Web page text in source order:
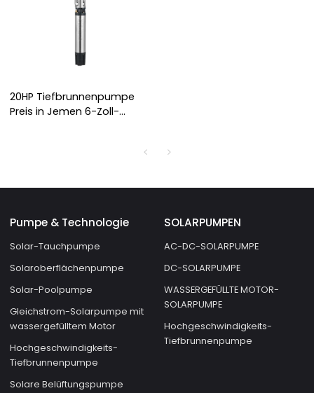
20HP Tiefbrunnenpumpe
Preis in Jemen 6-Zoll-
Pumpe & Technologie
Solar-Tauchpumpe
Solaroberflächenpumpe
Solar-Poolpumpe
Gleichstrom-Solarpumpe mit
wassergefülltem Motor
Hochgeschwindigkeits-
Tiefbrunnenpumpe
Solare Belüftungspumpe
SOLARPUMPEN
AC-DC-SOLARPUMPE
DC-SOLARPUMPE
WASSERGEFÜLLTE MOTOR-
SOLARPUMPE
Hochgeschwindigkeits-
Tiefbrunnenpumpe